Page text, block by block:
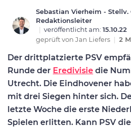
Sebastian Vierheim -
Redaktionsleiter
| veröffentlicht am: 15.10.22
geprüft von Jan Liefers | 2
Der drittplatzierte PSV
Runde der Eredivisie die
Utrecht. Die Eindhovener
mit drei Siegen hinter sich.
letzte Woche die erste
Spielen erlitten. Kann PSV